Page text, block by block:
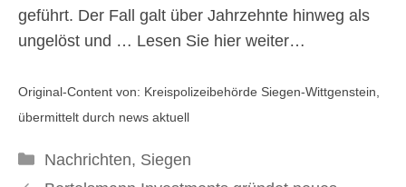
Todesursache von
Anzhausen
3. April 2025
geführt. Der Fall galt über Jahrzehnte hinweg als
ungelöst und … Lesen Sie hier weiter…
Original-Content von: Kreispolizeibehörde Siegen-Wittgenstein,
übermittelt durch news aktuell
Kategorien
Nachrichten, Siegen